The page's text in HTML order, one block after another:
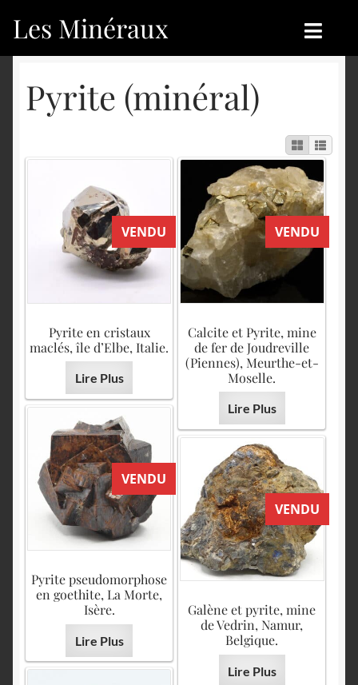
Aller
à
Aller
au
Les Minéraux
Catégories
Mon compte
English
Boutique
Contactez-nous
Pyrite (minéral)
VENDU
Pyrite en cristaux
maclés, île d’Elbe, Italie.
Lire Plus
VENDU
Calcite et Pyrite, mine
de fer de Joudreville
(Piennes), Meurthe-et-
Moselle.
Lire Plus
VENDU
Pyrite pseudomorphose
en goethite, La Morte,
Isère.
Lire Plus
VENDU
Galène et pyrite, mine
de Vedrin, Namur,
Belgique.
Lire Plus